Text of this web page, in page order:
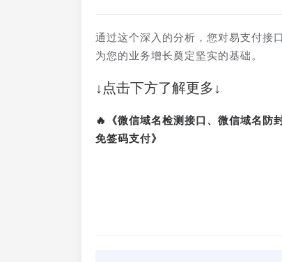
通过这个深入的分析，您对易支付接
为您的业务增长奠定坚实的基础。
↓点击下方了解更多↓
🔥《微信域名检测接口、微信域名防
免签码支付》